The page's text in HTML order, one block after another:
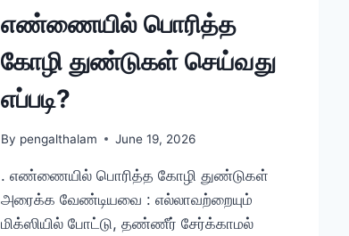
எண்ணையில் பொரித்த
கோழி துண்டுகள் செய்வது
எப்படி?
By pengalthalam June 19, 2026
. எண்ணையில் பொரித்த கோழி துண்டுகள்
அரைக்க வேண்டியவை : எல்லாவற்றையும்
மிக்ஸியில் போட்டு, தண்ணீர் சேர்க்காமல்